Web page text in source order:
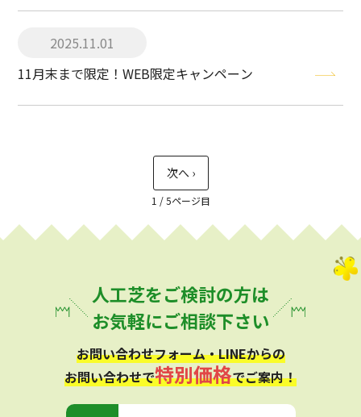
2025.11.01
11月末まで限定！WEB限定キャンペーン
1 / 5
人工芝をご検討の方は
お気軽にご相談下さい
お問い合わせフォーム・LINEからの
お問い合わせで特別価格でご案内！